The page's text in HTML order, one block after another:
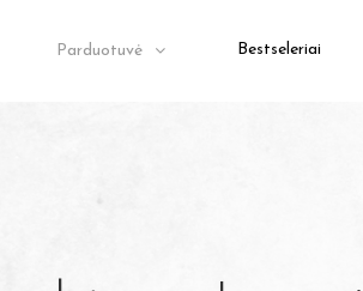
Parduotuvė Bestseleriai